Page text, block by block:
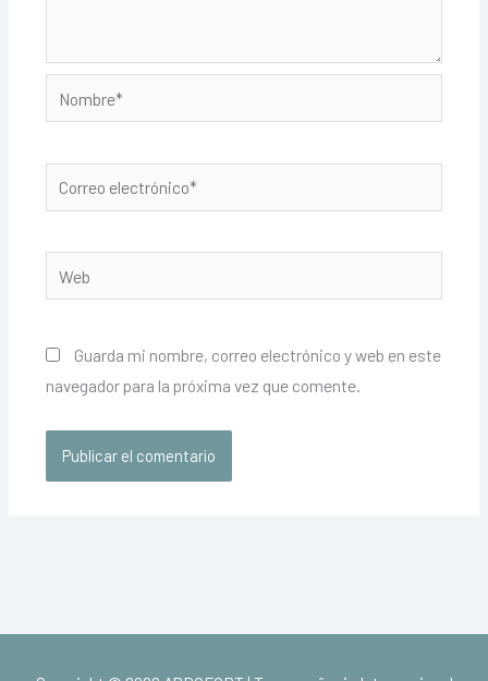
electrónico*
Guarda mi nombre, correo electrónico y web en este
navegador para la próxima vez que comente.